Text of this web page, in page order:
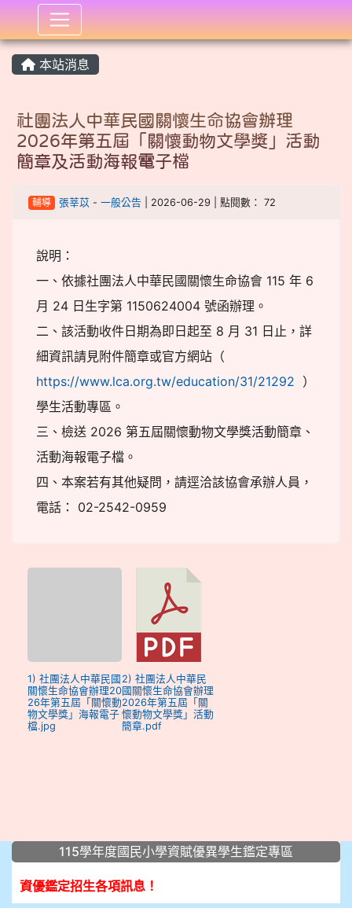
:::
本站消息
社團法人中華民國關懷生命協會辦理
2026年第五屆「關懷動物文學獎」活動
簡章及活動海報電子檔
輔導 張莘苡 - 一般公告 | 2026-06-29 | 點閱數： 72
說明：
一、依據社團法人中華民國關懷生命協會 115 年 6
月 24 日生字第 1150624004 號函辦理。
二、該活動收件日期為即日起至 8 月 31 日止，詳
細資訊請見附件簡章或官方網站（
https://www.lca.org.tw/education/31/21292 ）
學生活動專區。
三、檢送 2026 第五屆關懷動物文學獎活動簡章、
活動海報電子檔。
四、本案若有其他疑問，請逕洽該協會承辦人員，
電話： 02-2542-0959
1) 社團法人中華民國
關懷生命協會辦理20
26年第五屆「關懷動
物文學獎」海報電子
檔.jpg
2) 社團法人中華民
國關懷生命協會辦理
2026年第五屆「關
懷動物文學獎」活動
簡章.pdf
::: 115學年度國民小學資賦優異學生鑑定專區
資優鑑定招生各項訊息！